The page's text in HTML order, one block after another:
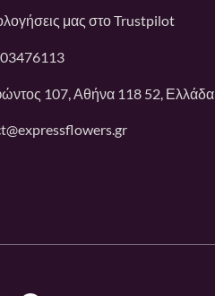
μας στοTrustpilot
107, Αθήνα 118 52, Ελλάδα